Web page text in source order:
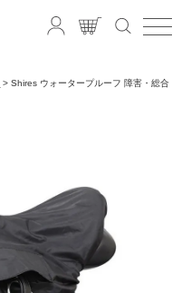
Shires ウォータープルーフ 障害・総合